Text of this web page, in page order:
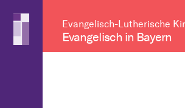
Evangelisch-Lutherische
Evangelisch in Bayern